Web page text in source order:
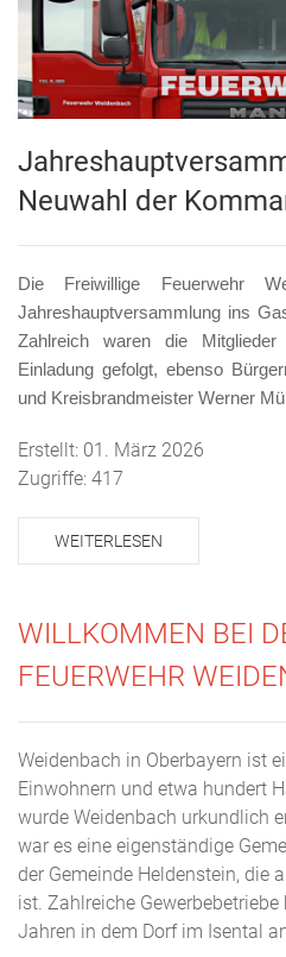
Neuwahl der
Die Freiwillige Feuerwehr
Jahreshauptversammlung ins
Zahlreich waren die
Einladung gefolgt, ebenso
und Kreisbrandmeister Werner
Erstellt: 01. März 2026
Zugriffe: 417
WEITERLESEN
WILLKOMMEN BEI
FEUERWEHR
Weidenbach in Oberbayern ist
Einwohnern und etwa hundert
wurde Weidenbach urkundlich
war es eine eigenständige
der Gemeinde Heldenstein, die
ist. Zahlreiche
Jahren in dem Dorf im Isental